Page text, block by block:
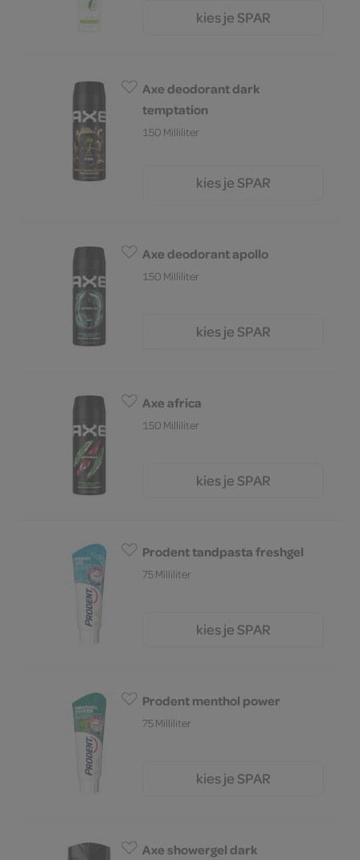
kies je SPAR
Axe deodorant dark
temptation
150 Milliliter
kies je SPAR
Axe deodorant apollo
150 Milliliter
kies je SPAR
Axe africa
150 Milliliter
kies je SPAR
Prodent tandpasta freshgel
75 Milliliter
kies je SPAR
Prodent menthol power
75 Milliliter
kies je SPAR
Axe showergel dark